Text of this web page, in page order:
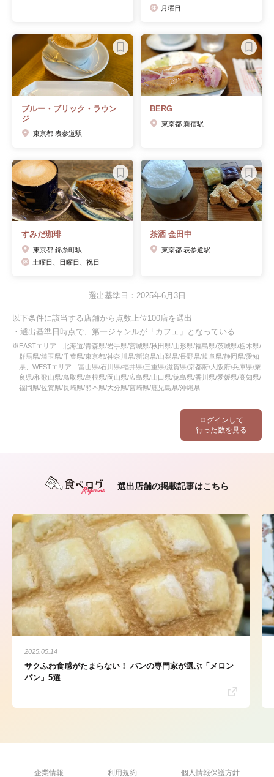
ログインして
行った数を見る
月曜日
ブルー・ブリック・ラウン
ジ
東京都 表参道駅
BERG
東京都 新宿駅
すみだ珈琲
東京都 錦糸町駅
土曜日、日曜日、祝日
茶洒 金田中
東京都 表参道駅
選出基準日：2025年6月3日
以下条件に該当する店舗から点数上位100店を選出
・選出基準日時点で、第一ジャンルが「カフェ」となっている
※EASTエリア…北海道/青森県/岩手県/宮城県/秋田県/山形県/福島県/茨城県/栃木県/
群馬県/埼玉県/千葉県/東京都/神奈川県/新潟県/山梨県/長野県/岐阜県/静岡県/愛知
県、WESTエリア…富山県/石川県/福井県/三重県/滋賀県/京都府/大阪府/兵庫県/奈
良県/和歌山県/鳥取県/島根県/岡山県/広島県/山口県/徳島県/香川県/愛媛県/高知県/
福岡県/佐賀県/長崎県/熊本県/大分県/宮崎県/鹿児島県/沖縄県
選出店舗の掲載記事はこちら
2025.05.14
サクふわ食感がたまらない！ パンの専門家が選ぶ「メロン
パン」5選
企業情報 利用規約 個人情報保護方針